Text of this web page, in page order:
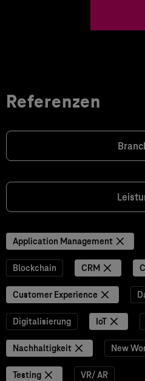
Referenzen
Application Management
Blockchain CRM
Customer Experience
Digitalisierung IoT
Nachhaltigkeit New
Testing VR/ AR